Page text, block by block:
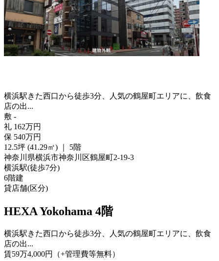
横浜駅きた西口から徒歩3分、人気の鶴屋町エリアに、飲食
店の出...
敷 -
礼 162万円
保 540万円
12.5坪 (41.29㎡)
5階
神奈川県横浜市神奈川区鶴屋町2-19-3
横浜駅(徒歩7分)
6階建
貸店舗(区分)
HEXA Yokohama 4階
横浜駅きた西口から徒歩3分、人気の鶴屋町エリアに、飲食
店の出...
賃59万4,000円 （+管理費等無料）